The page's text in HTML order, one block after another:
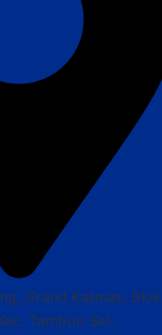
Grand Kalimas, Blok
Tambun Sel.,